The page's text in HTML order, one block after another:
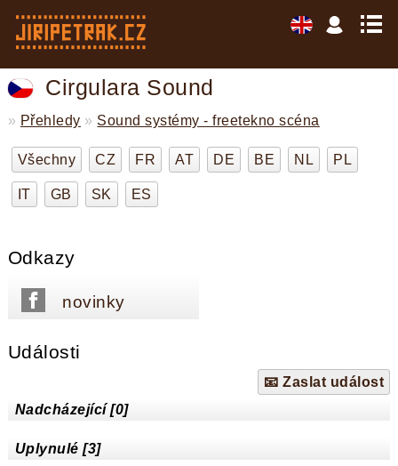
Cirgulara Sound
» Přehledy » Sound systémy - freetekno scéna
Všechny CZ FR AT DE BE NL PL
IT GB SK ES
Odkazy
novinky
Události
📧 Zaslat událost
Nadcházející [0]
Uplynulé [3]